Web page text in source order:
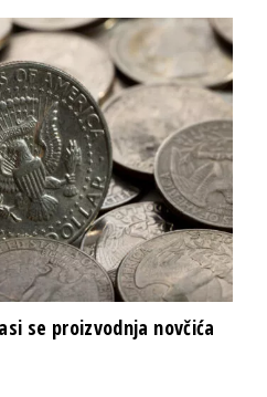
se proizvodnja novčića